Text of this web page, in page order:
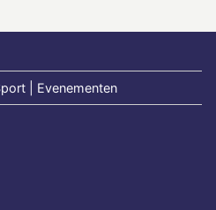
| Evenementen